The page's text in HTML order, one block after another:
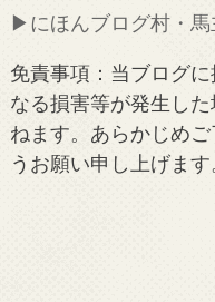
▶︎にほんブログ村・
免責事項：当ブログ
なる損害等が発生し
ねます。あらかじめ
うお願い申し上げます